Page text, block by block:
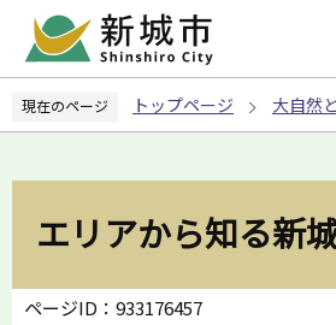
ペ
の
現在のページ トップページ 大自然
エリアから知る新
ページID：933176457